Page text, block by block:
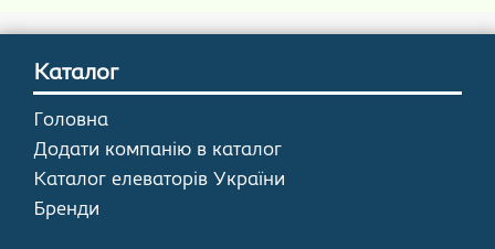
Каталог
Головна
Додати компанію в каталог
Каталог елеваторів України
Бренди